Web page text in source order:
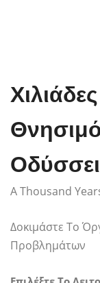
A Thousand
Δοκιμάστε Το
Προβλημάτων